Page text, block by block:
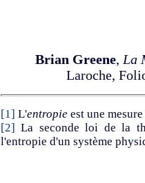
Brian Greene, La
Laroche,
[1] L'entropie est une
[2] La seconde loi de la
l'entropie d'un système